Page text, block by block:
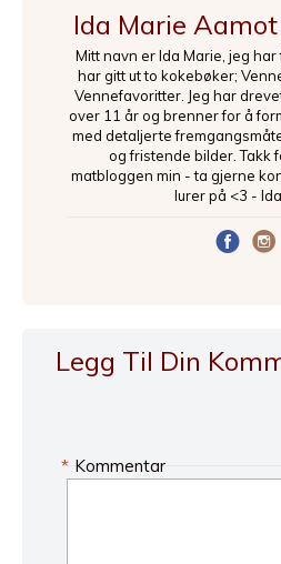
Ida Marie
Mitt navn er Ida Marie, jeg
har gitt ut to kokebøker;
Vennefavoritter. Jeg har
over 11 år og brenner for å
med detaljerte
og fristende bilder. Takk
matbloggen min - ta gjerne
lurer på <3 -
Legg Til Din
Kommentar
*